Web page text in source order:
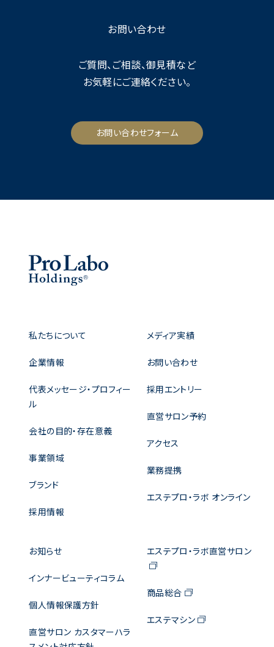
お問い合わせ
ご質問、ご相談、御見積など
お気軽にご連絡ください。
お問い合わせフォーム
私たちについて
企業情報
代表メッセージ・プロフィー
ル
会社の目的・存在意義
事業領域
ブランド
採用情報
メディア実績
お問い合わせ
採用エントリー
直営サロン予約
アクセス
業務提携
エステプロ・ラボ オンライン
お知らせ
インナービューティコラム
個人情報保護方針
直営サロン カスタマーハラ
エステプロ・ラボ直営サロン
商品総合
エステマシン